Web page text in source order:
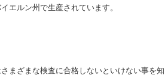
エルン州で生産されています。
まざまな検査に合格しないといけない事を